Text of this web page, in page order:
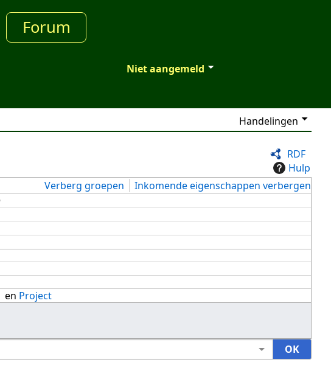
Forum
Niet aangemeld
Handelingen
RDF
Hulp
Verberg groepen
Inkomende eigenschappen verbergen
en Project